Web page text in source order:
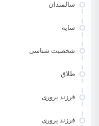
سالمندان
سایه
شخصیت شناسی
طلاق
فرزند پروری
فرزند پروری